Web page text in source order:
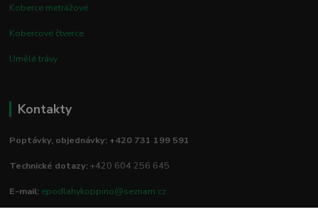
Koberce metrážové
Kobercové čtverce
Umělé trávy
Kontakty
Poptávky, objednávky: +420 731 199 591
Technické dotazy:+420 604 256 645
E-mail: epodlahykoppino@seznam.cz